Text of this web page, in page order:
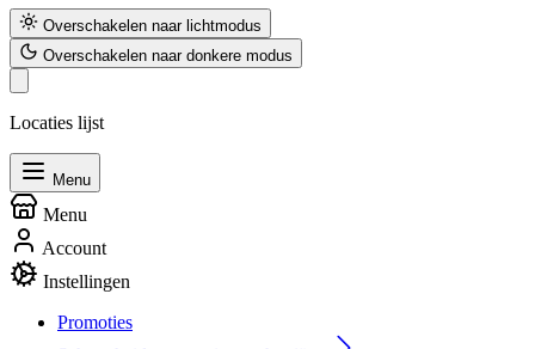
Overschakelen naar lichtmodus
Overschakelen naar donkere modus
Locaties lijst
Menu
Menu
Account
Instellingen
Promoties